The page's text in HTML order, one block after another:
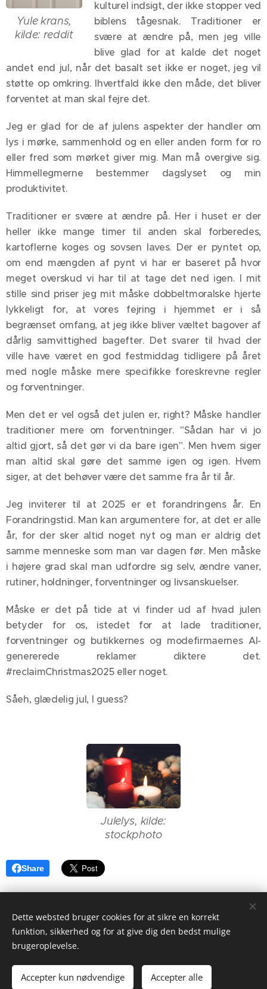
Yule krans,
kilde: reddit
kulturel indsigt, der ikke stopper ved
biblens tågesnak. Traditioner er
svære at ændre på, men jeg ville
blive glad for at kalde det noget
andet end jul, når det basalt set ikke er noget, jeg vil
støtte op omkring. Ihvertfald ikke den måde, det bliver
forventet at man skal fejre det.
Jeg er glad for de af julens aspekter der handler om
lys i mørke, sammenhold og en eller anden form for ro
eller fred som mørket giver mig. Man må overgive sig.
Himmellegmerne bestemmer dagslyset og min
produktivitet.
Traditioner er svære at ændre på. Her i huset er der
heller ikke mange timer til anden skal forberedes,
kartoflerne koges og sovsen laves. Der er pyntet op,
om end mængden af pynt vi har er baseret på hvor
meget overskud vi har til at tage det ned igen. I mit
stille sind priser jeg mit måske dobbeltmoralske hjerte
lykkeligt for, at vores fejring i hjemmet er i så
begrænset omfang, at jeg ikke bliver væltet bagover af
dårlig samvittighed bagefter. Det svarer til hvad der
ville have været en god festmiddag tidligere på året
med nogle måske mere specifikke foreskrevne regler
og forventninger.
Men det er vel også det julen er, right? Måske handler
traditioner mere om forventninger. "Sådan har vi jo
altid gjort, så det gør vi da bare igen". Men hvem siger
man altid skal gøre det samme igen og igen. Hvem
siger, at det behøver være det samme fra år til år.
Jeg inviterer til at 2025 er et forandringens år. En
Forandringstid. Man kan argumentere for, at det er alle
år, for der sker altid noget nyt og man er aldrig det
samme menneske som man var dagen før. Men måske
i højere grad skal man udfordre sig selv, ændre vaner,
rutiner, holdninger, forventninger og livsanskuelser.
Måske er det på tide at vi finder ud af hvad julen
betyder for os, istedet for at lade traditioner,
forventninger og butikkernes og modefirmaernes AI-
genererede reklamer diktere det.
#reclaimChristmas2025 eller noget.
Såeh, glædelig jul, I guess?
Julelys, kilde:
stockphoto
Share
GabrielAlex / All rights reserved
Støt mig på
Ko-fi.com
Drevet afWebnode Cookies
Dette websted bruger cookies for at sikre en korrekt
funktion, sikkerhed og for at give dig den bedst mulige
brugeroplevelse.
Accepter kun nødvendige Accepter alle